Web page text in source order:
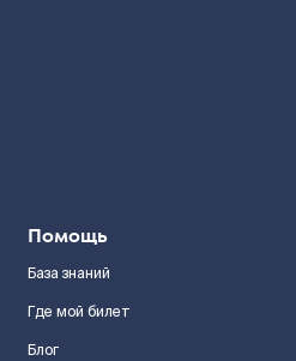
Помощь
База знаний
Где мой билет
Блог